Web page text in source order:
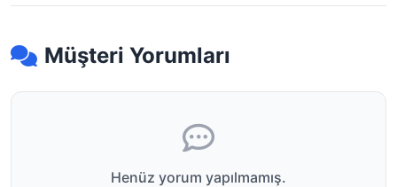
Müşteri Yorumları
Henüz yorum yapılmamış.